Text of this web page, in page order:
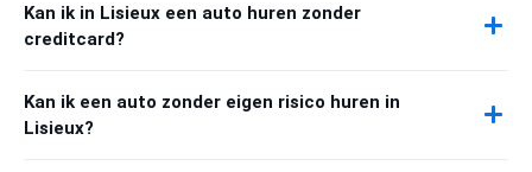
Kan ik in Lisieux een auto huren zonder
creditcard?
Kan ik een auto zonder eigen risico huren in
Lisieux?